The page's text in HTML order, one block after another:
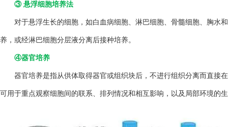
③ 悬浮细胞培养法
对于悬浮生长的细胞，如白血病细胞、淋巴细胞、骨髓细胞、胸水
养，或经淋巴细胞分层液分离后接种培养。
④器官培养
器官培养是指从供体取得器官或组织块后，不进行组织分离而直接
可用于重点观察细胞间的联系、排列情况和相互影响，以及局部环境的